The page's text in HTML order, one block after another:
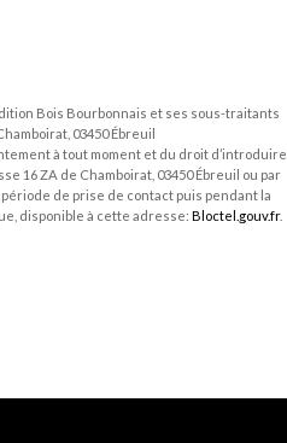
Bois Bourbonnais et ses sous-traitants
03450 Ébreuil
à tout moment et du droit d’introduire
16 ZA de Chamboirat, 03450 Ébreuil ou par
de prise de contact puis pendant la
disponible à cette adresse:
Bloctel.gouv.fr.